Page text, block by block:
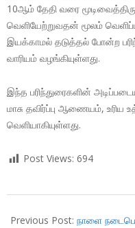
10ஆம் தேதி வரை
வெளியேற்றுவதன் மூலம்
இயக்காமல் தடுத்தல் போன்ற
வாரியம் வழங்கியுள்ளது.
இந்த பரிந்துரைகளின்
மாசு தவிர்ப்பு ஆணையம், உரிய
வெளியாகியுள்ளது.
Post Views: 694
10-
Previous Post: நாளை